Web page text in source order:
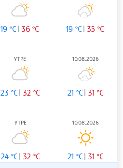
19 °C 36 °C 19 °C 35 °C
УТРЕ
23 °C 32 °C
10.08.2026
21 °C 31 °C
УТРЕ
24 °C 32 °C
10.08.2026
21 °C 31 °C